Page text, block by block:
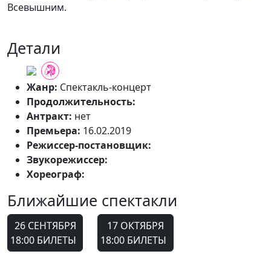
Всевышним.
Детали
Жанр: Спектакль-концерт
Продолжительность:
Антракт: нет
Премьера: 16.02.2019
Режиссер-постановщик:
Звукорежиссер:
Хореограф:
Ближайшие спектакли
26 СЕНТЯБРЯ
18:00 БИЛЕТЫ
17 ОКТЯБРЯ
18:00 БИЛЕТЫ